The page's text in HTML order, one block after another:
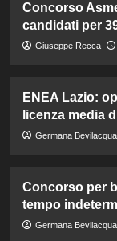
Concorso
candidati per
Giuseppe Recca
ENEA Lazio:
licenza media
Germana Bevilacqua
Concorso per
tempo
Germana Bevilacqua